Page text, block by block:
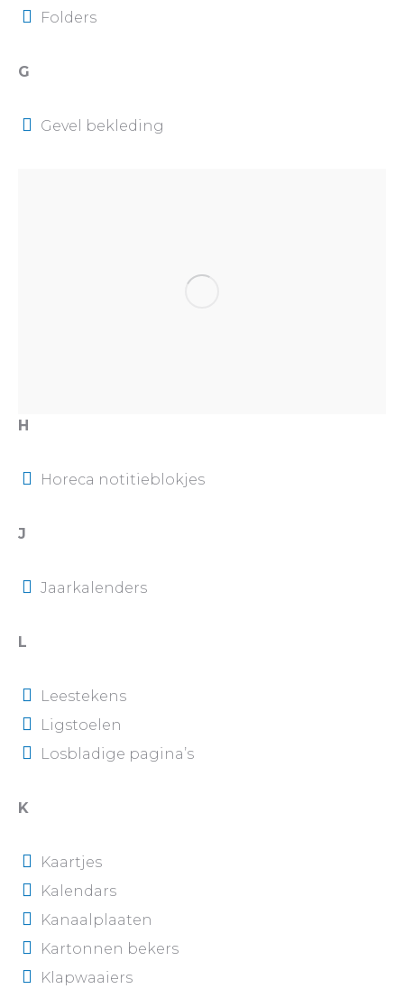
Folders
G
Gevel bekleding
H
Horeca notitieblokjes
J
Jaarkalenders
L
Leestekens
Ligstoelen
Losbladige pagina’s
K
Kaartjes
Kalendars
Kanaalplaaten
Kartonnen bekers
Klapwaaiers